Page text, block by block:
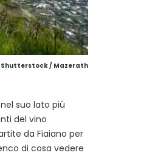
/ Mazerath
suo lato più
del vino
da Fiaiano per
di cosa vedere